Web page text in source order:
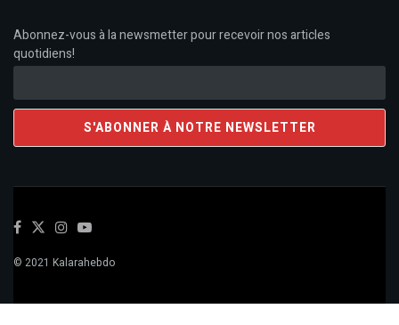
Abonnez-vous à la newsmetter pour recevoir nos articles
quotidiens!
© 2021 Kalarahebdo